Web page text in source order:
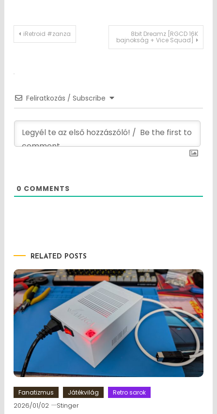
Post
iRetroid #zanza 8bit Dreamz [RGCD 16K
bajnokság + Vice Squad]
Feliratkozás / Subscribe
0 COMMENTS
RELATED POSTS
Fanatizmus Játékvilág Retro sarok
2026/01/02 Stinger